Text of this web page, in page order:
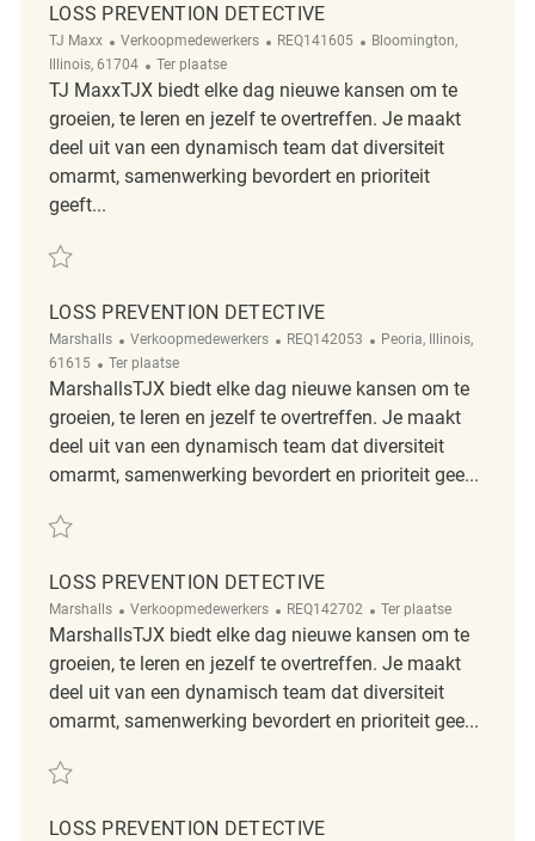
LOSS PREVENTION DETECTIVE
TJ Maxx Categorie
Verkoopmedewerkers ReqId
REQ141605 Plaats
Bloomington,
Illinois, 61704
Afgelegen
Ter plaatse
TJ MaxxTJX biedt elke dag nieuwe kansen om te
groeien, te leren en jezelf te overtreffen. Je maakt
deel uit van een dynamisch team dat diversiteit
omarmt, samenwerking bevordert en prioriteit
geeft...
Redden Loss Prevention Detective REQ141605
LOSS PREVENTION DETECTIVE
Marshalls Categorie
Verkoopmedewerkers ReqId
REQ142053 Plaats
Peoria, Illinois,
61615
Afgelegen
Ter plaatse
MarshallsTJX biedt elke dag nieuwe kansen om te
groeien, te leren en jezelf te overtreffen. Je maakt
deel uit van een dynamisch team dat diversiteit
omarmt, samenwerking bevordert en prioriteit gee...
Redden Loss Prevention Detective REQ142053
LOSS PREVENTION DETECTIVE
Marshalls Categorie
Verkoopmedewerkers ReqId
REQ142702 Afgelegen
Ter plaatse
MarshallsTJX biedt elke dag nieuwe kansen om te
groeien, te leren en jezelf te overtreffen. Je maakt
deel uit van een dynamisch team dat diversiteit
omarmt, samenwerking bevordert en prioriteit gee...
Redden Loss Prevention Detective REQ142702
LOSS PREVENTION DETECTIVE